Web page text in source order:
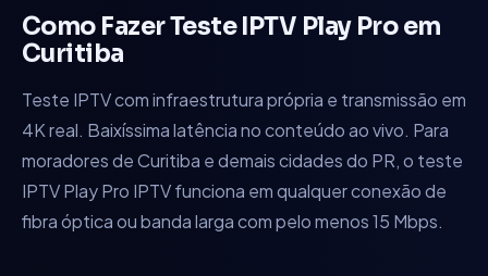
Como Fazer Teste IPTV Play Proem
Curitiba
Teste IPTV com infraestrutura própria e transmissão em
4K real. Baixíssima latência no conteúdo ao vivo. Para
moradores deCuritiba e demais cidades do PR, o teste
IPTVPlay Pro IPTVfunciona em qualquer conexão de
fibra óptica ou banda larga com pelo menos 15 Mbps.